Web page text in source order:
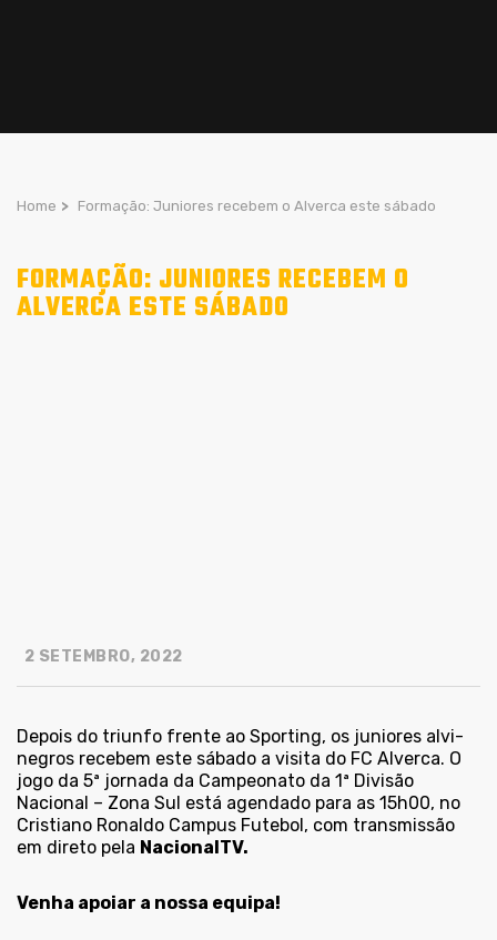
Home > Formação: Juniores recebem o Alverca este sábado
FORMAÇÃO: JUNIORES RECEBEM O
ALVERCA ESTE SÁBADO
2 SETEMBRO, 2022
Depois do triunfo frente ao Sporting, os juniores alvi-
negros recebem este sábado a visita do FC Alverca. O
jogo da 5ª jornada da Campeonato da 1ª Divisão
Nacional – Zona Sul está agendado para as 15h00, no
Cristiano Ronaldo Campus Futebol, com transmissão
em direto pela NacionalTV.
Venha apoiar a nossa equipa!